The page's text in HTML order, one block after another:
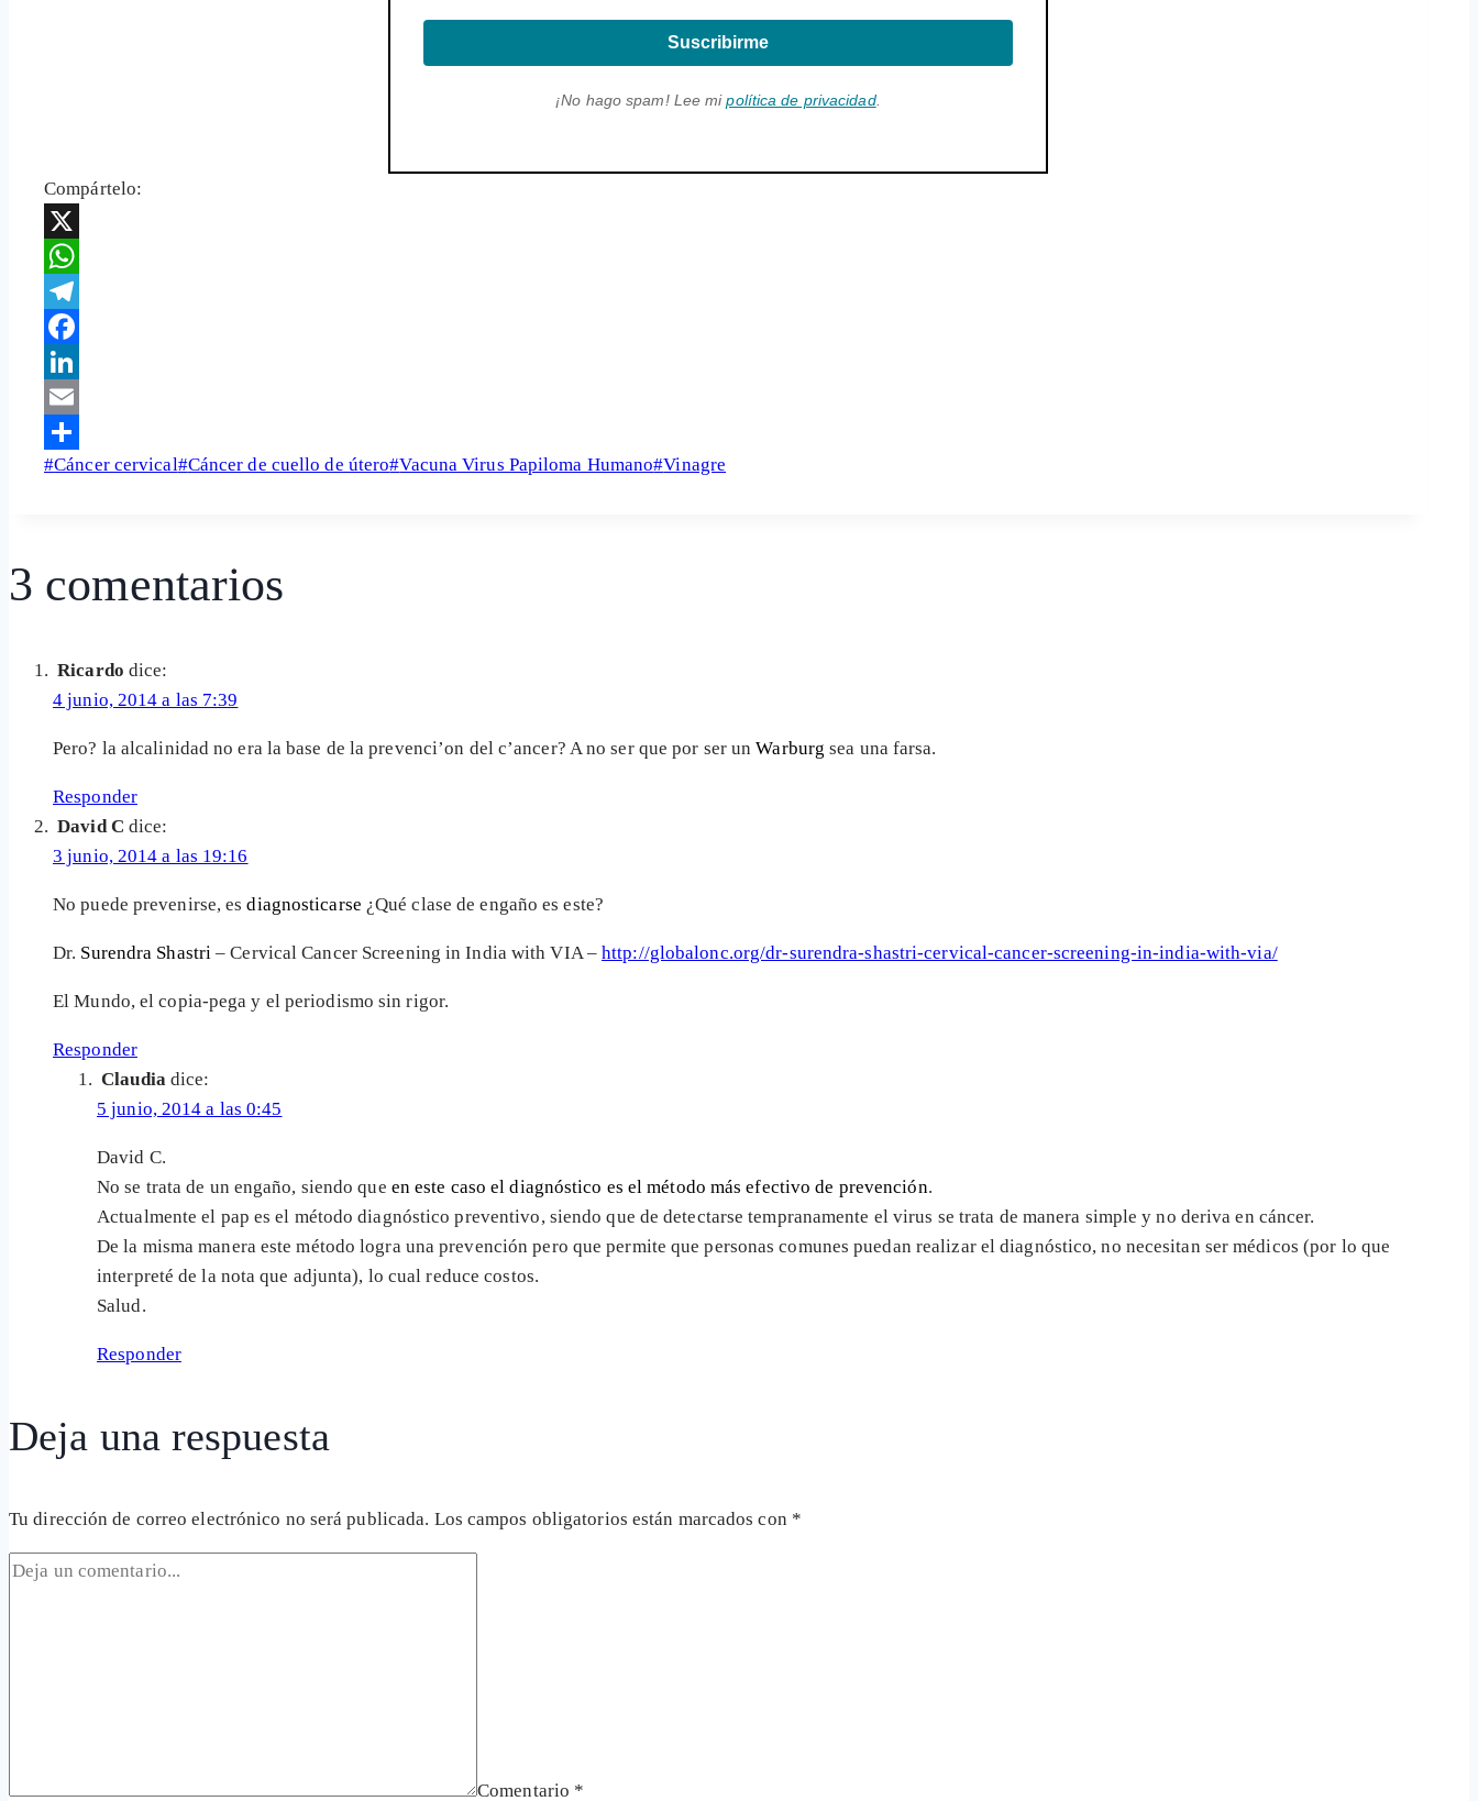
Suscribirme
¡No hago spam! Lee mipolítica de privacidad.
Compártelo:
X
WhatsApp
Telegram
Facebook
LinkedIn
Email
Share
Etiquetas
#Cáncer cervical#Cáncer de cuello de útero#Vacuna Virus Papiloma Humano#Vinagre
3 comentarios
Ricardo dice:
4 junio, 2014 a las 7:39
Pero? la alcalinidad no era la base de la prevenci’on del c’ancer? A no ser que por ser unWarburgsea una farsa.
Responder
David C dice:
3 junio, 2014 a las 19:16
No puede prevenirse, esdiagnosticarse ¿Qué clase de engaño es este?
Dr. Surendra Shastri – Cervical Cancer Screening in India with VIA –http://globalonc.org/dr-surendra-shastri-cervical-cancer-screening-in-india-with-via/
El Mundo, el copia-pega y el periodismo sin rigor.
Responder
Claudia dice:
5 junio, 2014 a las 0:45
David C.
No se trata de un engaño, siendo que en este caso el diagnóstico es el método más efectivo de prevención.
Actualmente el pap es el método diagnóstico preventivo, siendo que de detectarse tempranamente el virus se trata de manera simple y no deriva en cáncer.
De la misma manera este método logra una prevención pero que permite que personas comunes puedan realizar el diagnóstico, no necesitan ser médicos (por lo que
interpreté de la nota que adjunta), lo cual reduce costos.
Salud.
Responder
Deja una respuesta
Tu dirección de correo electrónico no será publicada. Los campos obligatorios están marcados con *
Comentario *